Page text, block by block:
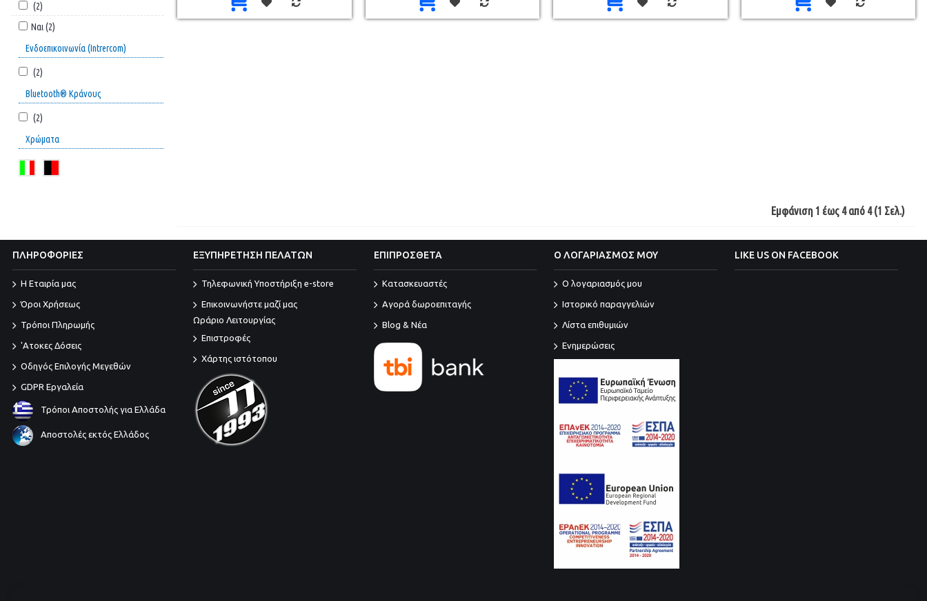
(2)
Ναι (2)
Ενδοεπικοινωνία (Intrercom)
(2)
Bluetooth® Κράνους
(2)
Χρώματα
Εμφάνιση 1 έως 4 από 4 (1 Σελ.)
ΠΛΗΡΟΦΟΡΙΕΣ
Η Εταιρία μας
Όροι Χρήσεως
Τρόποι Πληρωμής
'Ατοκες Δόσεις
Οδηγός Επιλογής Μεγεθών
GDPR Εργαλεία
Τρόποι Αποστολής για Ελλάδα
Αποστολές εκτός Ελλάδος
ΕΞΥΠΗΡΕΤΗΣΗ ΠΕΛΑΤΩΝ
Τηλεφωνική Υποστήριξη e-store
Επικοινωνήστε μαζί μας
Ωράριο Λειτουργίας
Επιστροφές
Χάρτης ιστότοπου
ΕΠΙΠΡΟΣΘΕΤΑ
Κατασκευαστές
Αγορά δωροεπιταγής
Blog & Νέα
Ο ΛΟΓΑΡΙΑΣΜΟΣ ΜΟΥ
O λογαριασμός μου
Ιστορικό παραγγελιών
Λίστα επιθυμιών
Ενημερώσεις
LIKE US ON FACEBOOK